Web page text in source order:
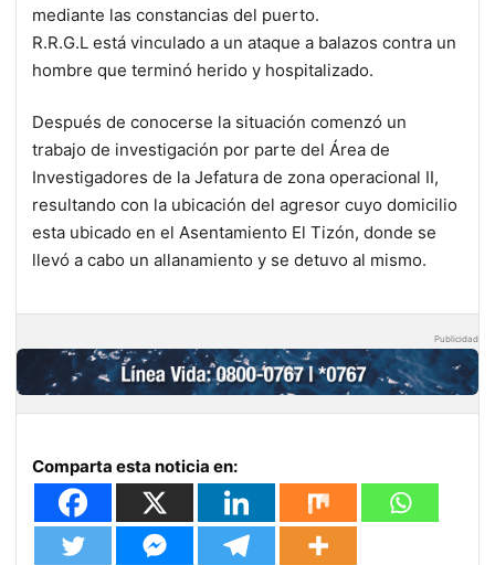
mediante las constancias del puerto.
R.R.G.L está vinculado a un ataque a balazos contra un
hombre que terminó herido y hospitalizado.
Después de conocerse la situación comenzó un
trabajo de investigación por parte del Área de
Investigadores de la Jefatura de zona operacional II,
resultando con la ubicación del agresor cuyo domicilio
esta ubicado en el Asentamiento El Tizón, donde se
llevó a cabo un allanamiento y se detuvo al mismo.
Publicidad
Comparta esta noticia en: